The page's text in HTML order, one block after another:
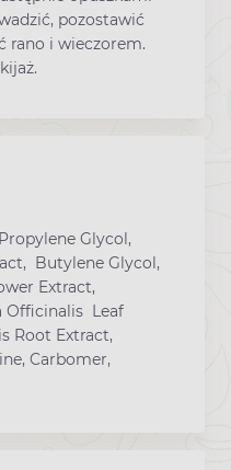
pozostawić
rano i wieczorem.
Glycol,
Butylene Glycol,
Extract,
Officinalis Leaf
Root Extract,
Carbomer,